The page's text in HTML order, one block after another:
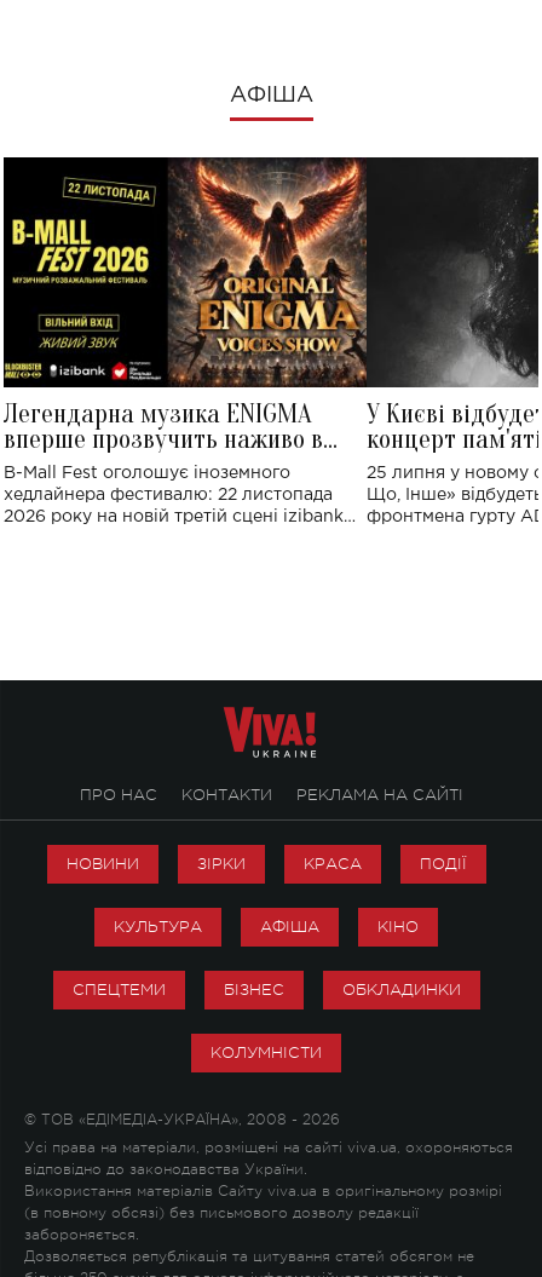
АФІША
Легендарна музика ENIGMA
вперше прозвучить наживо в
Україні: де відбудеться концерт
B-Mall Fest оголошує іноземного
хедлайнера фестивалю: 22 листопада
2026 року на новій третій сцені izibank
У Києві
концерт
Клименка:
виконають
25 липня у новому
Що, Інше»
фронтмена гурту
ПРО НАС КОНТАКТИ РЕКЛАМА НА САЙТІ
НОВИНИ ЗІРКИ КРАСА ПОДІЇ
КУЛЬТУРА АФІША КІНО
СПЕЦТЕМИ БІЗНЕС ОБКЛАДИНКИ
КОЛУМНІСТИ
© ТОВ «ЕДІМЕДІА-УКРАЇНА», 2008 - 2026
Усі права на матеріали, розміщені на сайті viva.ua, охороняються
відповідно до законодавства України.
Використання матеріалів Сайту viva.ua в оригінальному розмірі
(в повному обсязі) без письмового дозволу редакції
забороняється.
Дозволяється републікація та цитування статей обсягом не